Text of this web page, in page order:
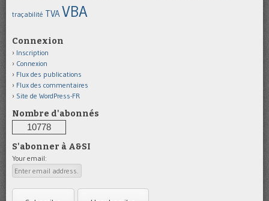
traçabilité TVAVBA
Connexion
Inscription
Connexion
Flux des publications
Flux des commentaires
Site de WordPress-FR
Nombre d'abonnés
10778
S'abonner à A&SI
Your email: